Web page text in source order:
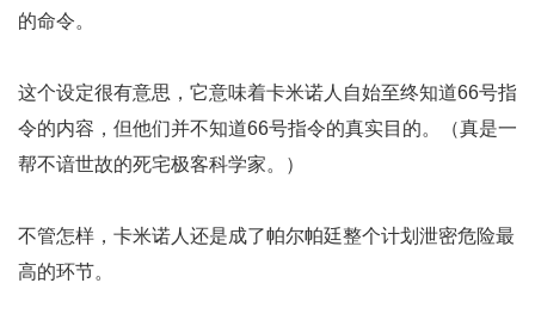
的命令。
这个设定很有意思，它意味着卡米诺人自始至终知道66号指
令的内容，但他们并不知道66号指令的真实目的。（真是一
帮不谙世故的死宅极客科学家。）
不管怎样，卡米诺人还是成了帕尔帕廷整个计划泄密危险最
高的环节。